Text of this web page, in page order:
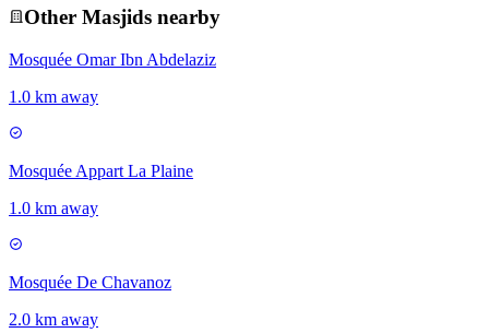
Other Masjids nearby
Mosquée Omar Ibn Abdelaziz
1.0 km away
Mosquée Appart La Plaine
1.0 km away
Mosquée De Chavanoz
2.0 km away